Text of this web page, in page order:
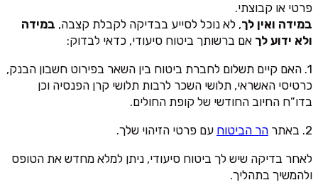
פרטי או קבוצתי.
במידה ואין לך, לא נוכל לסייע בבדיקה לקבלת קצבה, במידה
ולא ידוע לך אם ברשותך ביטוח סיעודי, כדאי לבדוק:
1. האם קיים תשלום לחברת ביטוח בין השאר בפירוט חשבון הבנק,
כרטיסי האשראי, תלושי השכר לרבות תלושי קרן הפנסיה וכן
בדו”ח החיוב החודשי של קופת החולים.
2. באתר
הר הביטוח עם פרטי הזיהוי שלך.
לאחר בדיקה שיש לך ביטוח סיעודי, ניתן למלא מחדש את הטופס
ולהמשיך בתהליך.